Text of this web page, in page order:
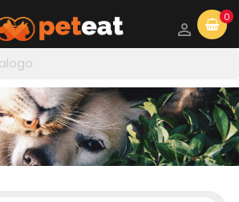
0
